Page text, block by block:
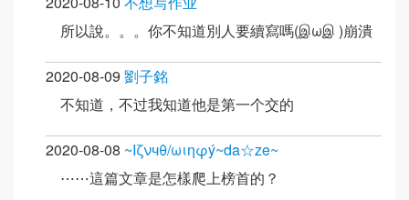
所以說。。。你不知道別人要續寫嗎(இωஇ )崩潰
2020-08-09 劉子銘
不知道，不过我知道他是第一个交的
2020-08-08 ~Ιζνчθ/ωιηφý~da☆ze~
⋯⋯這篇文章是怎樣爬上榜首的？